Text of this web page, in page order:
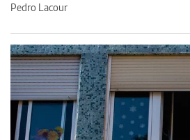
Pedro Lacour